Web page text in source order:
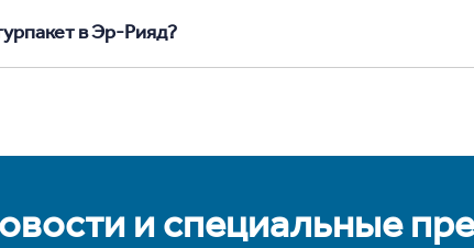
в Эр-Рияд?
и специальные